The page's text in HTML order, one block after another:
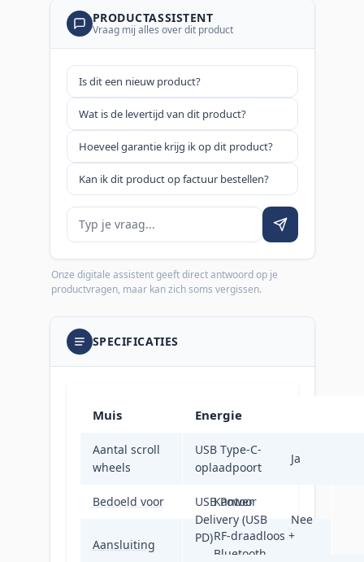
PRODUCTASSISTENT
Vraag mij alles over dit product
Is dit een nieuw product?
Wat is de levertijd van dit product?
Hoeveel garantie krijg ik op dit product?
Kan ik dit product op factuur bestellen?
Je vraag
Onze digitale assistent geeft direct antwoord op je
productvragen, maar kan zich soms vergissen.
SPECIFICATIES
Muis
Aantal scroll
wheels
1
Bedoeld voor Kantoor
Aansluiting
RF-draadloos +
Bluetooth
Energie
USB Type-C-
oplaadpoort
Ja
USB Power
Delivery (USB
PD)
Nee